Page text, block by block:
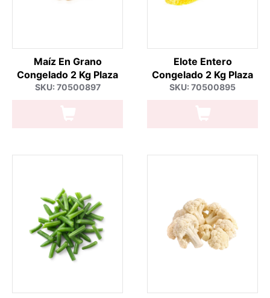
Maíz En Grano
Congelado 2 Kg Plaza
SKU: 70500897
Elote Entero
Congelado 2 Kg Plaza
SKU: 70500895